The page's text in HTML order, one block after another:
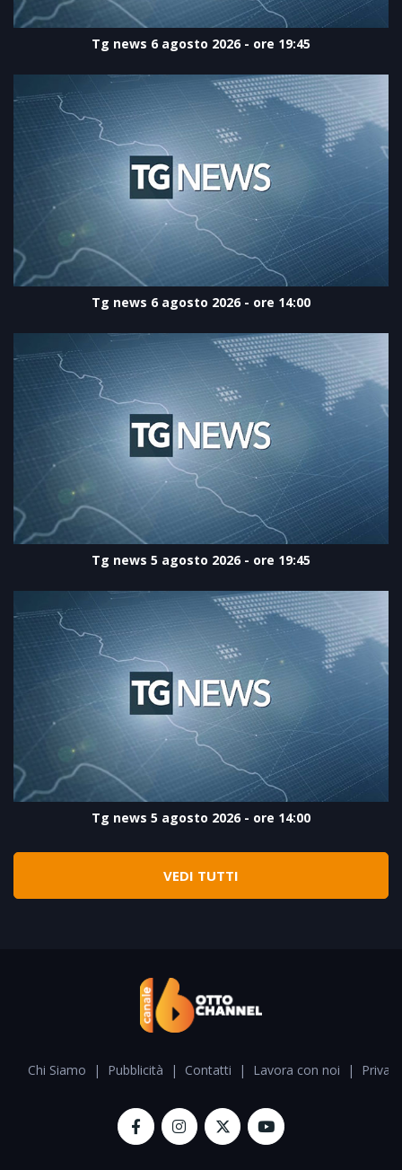
Tg news 6 agosto 2026 - ore 19:45
Tg news 6 agosto 2026 - ore 14:00
Tg news 5 agosto 2026 - ore 19:45
Tg news 5 agosto 2026 - ore 14:00
VEDI TUTTI
Chi Siamo | Pubblicità | Contatti | Lavora con noi |